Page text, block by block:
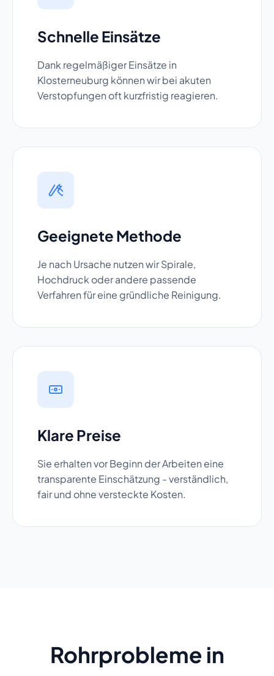
Schnelle Einsätze
Dank regelmäßiger Einsätze in
Klosterneuburg können wir bei akuten
Verstopfungen oft kurzfristig reagieren.
Geeignete Methode
Je nach Ursache nutzen wir Spirale,
Hochdruck oder andere passende
Verfahren für eine gründliche Reinigung.
Klare Preise
Sie erhalten vor Beginn der Arbeiten eine
transparente Einschätzung - verständlich,
fair und ohne versteckte Kosten.
Rohrprobleme in